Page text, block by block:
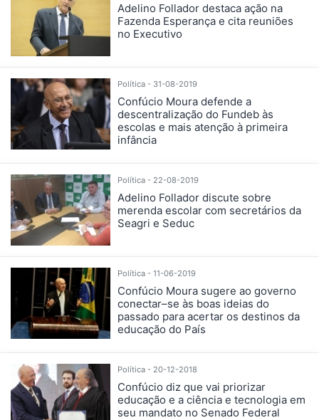
Adelino Follador destaca ação na
Fazenda Esperança e cita reuniões
no Executivo
Política - 31-08-2019
Confúcio Moura defende a
descentralização do Fundeb às
escolas e mais atenção à primeira
infância
Política - 22-08-2019
Adelino Follador discute sobre
merenda escolar com secretários da
Seagri e Seduc
Política - 11-06-2019
Confúcio Moura sugere ao governo
conectar–se às boas ideias do
passado para acertar os destinos da
educação do País
Política - 20-12-2018
Confúcio diz que vai priorizar
educação e a ciência e tecnologia em
seu mandato no Senado Federal